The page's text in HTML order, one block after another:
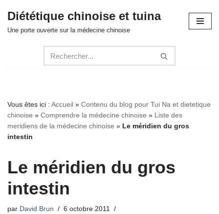
Aller
Diététique chinoise et tuina
Une porte ouverte sur la médecine chinoise
Vous êtes ici : Accueil » Contenu du blog pour Tui Na et dietetique
chinoise » Comprendre la médecine chinoise » Liste des
meridiens de la médecine chinoise » Le méridien du gros
intestin
Le méridien du gros
intestin
par David Brun
6 octobre 2011